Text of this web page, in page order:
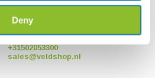
Deny
en andere heffingen en exclusief
+31502053300
sales@veldshop.nl